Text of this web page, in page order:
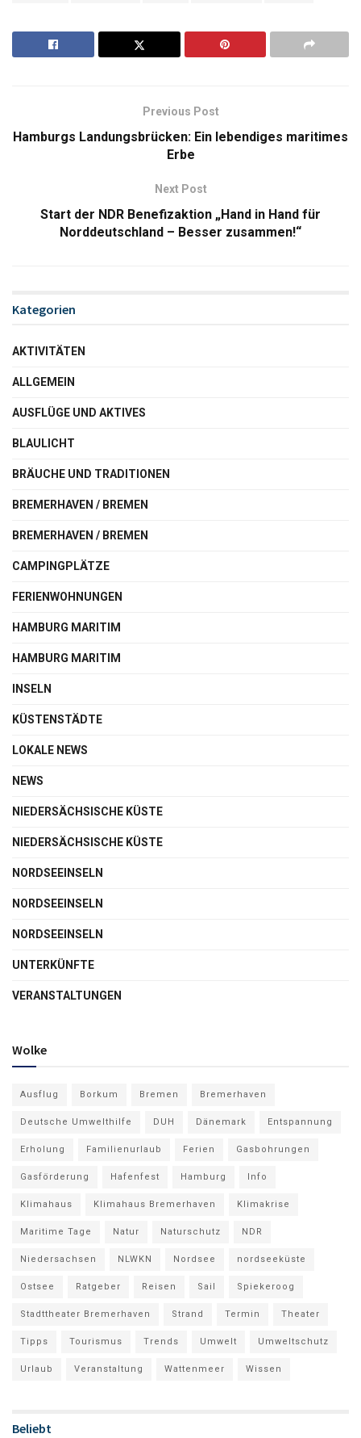
Previous Post
Hamburgs Landungsbrücken: Ein lebendiges maritimes
Erbe
Next Post
Start der NDR Benefizaktion „Hand in Hand für
Norddeutschland – Besser zusammen!“
Kategorien
AKTIVITÄTEN
ALLGEMEIN
AUSFLÜGE UND AKTIVES
BLAULICHT
BRÄUCHE UND TRADITIONEN
BREMERHAVEN / BREMEN
BREMERHAVEN / BREMEN
CAMPINGPLÄTZE
FERIENWOHNUNGEN
HAMBURG MARITIM
HAMBURG MARITIM
INSELN
KÜSTENSTÄDTE
LOKALE NEWS
NEWS
NIEDERSÄCHSISCHE KÜSTE
NIEDERSÄCHSISCHE KÜSTE
NORDSEEINSELN
NORDSEEINSELN
NORDSEEINSELN
UNTERKÜNFTE
VERANSTALTUNGEN
Wolke
Ausflug Borkum Bremen Bremerhaven
Deutsche Umwelthilfe DUH Dänemark Entspannung
Erholung Familienurlaub Ferien Gasbohrungen
Gasförderung Hafenfest Hamburg Info
Klimahaus Klimahaus Bremerhaven Klimakrise
Maritime Tage Natur Naturschutz NDR
Niedersachsen NLWKN Nordsee nordseeküste
Ostsee Ratgeber Reisen Sail Spiekeroog
Stadttheater Bremerhaven Strand Termin Theater
Tipps Tourismus Trends Umwelt Umweltschutz
Urlaub Veranstaltung Wattenmeer Wissen
Beliebt